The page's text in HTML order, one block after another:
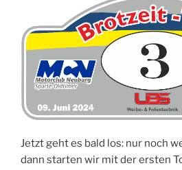
Jetzt geht es bald los: nur noch
dann starten wir mit der ersten